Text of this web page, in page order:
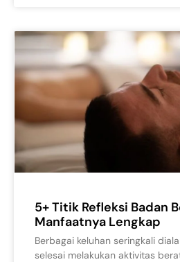
5+ Titik Refleksi Badan
Manfaatnya Lengkap
Berbagai keluhan seringkali
selesai melakukan aktivitas